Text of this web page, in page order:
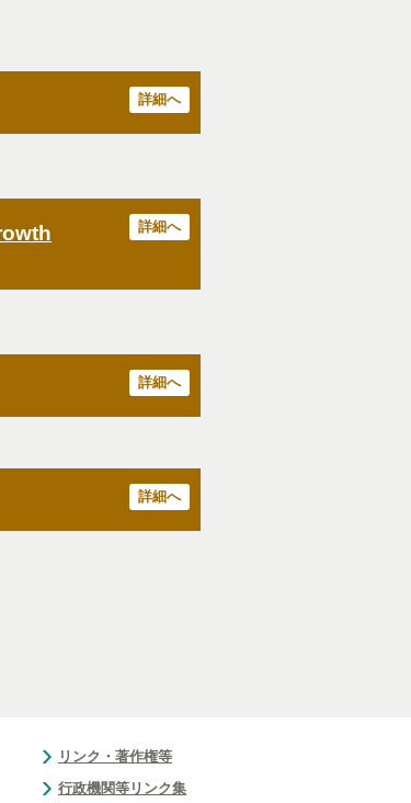
詳細へ
詳細へ
詳細へ
詳細へ
リンク・著作権等
行政機関等リンク集